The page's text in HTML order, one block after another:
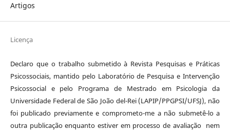
Artigos
Licença
Declaro que o trabalho submetido à Revista Pesquisas e Práticas
Psicossociais, mantido pelo Laboratório de Pesquisa e Intervenção
Psicossocial e pelo Programa de Mestrado em Psicologia da
Universidade Federal de São João del-Rei (LAPIP/PPGPSI/UFSJ), não
foi publicado previamente e comprometo-me a não submetê-lo a
outra publicação enquanto estiver em processo de avaliação nem